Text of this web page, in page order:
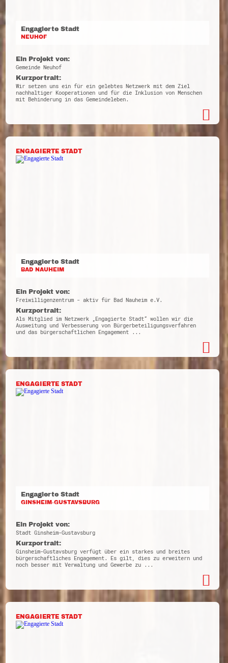
Engagierte Stadt
NEUHOF
Ein Projekt von:
Gemeinde Neuhof
Kurzportrait:
Wir setzen uns ein für ein gelebtes Netzwerk mit dem Ziel
nachhaltiger Kooperationen und für die Inklusion von Menschen
mit Behinderung in das Gemeindeleben.
ENGAGIERTE STADT
Engagierte Stadt
BAD NAUHEIM
Ein Projekt von:
Freiwilligenzentrum - aktiv für Bad Nauheim e.V.
Kurzportrait:
Als Mitglied im Netzwerk „Engagierte Stadt“ wollen wir die
Ausweitung und Verbesserung von Bürgerbeteiligungsverfahren
und das bürgerschaftlichen Engagement ...
ENGAGIERTE STADT
Engagierte Stadt
GINSHEIM-GUSTAVSBURG
Ein Projekt von:
Stadt Ginsheim-Gustavsburg
Kurzportrait:
Ginsheim-Gustavsburg verfügt über ein starkes und breites
bürgerschaftliches Engagement. Es gilt, dies zu erweitern und
noch besser mit Verwaltung und Gewerbe zu ...
ENGAGIERTE STADT